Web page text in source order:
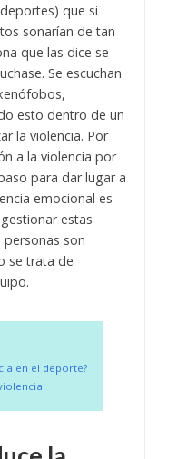
que si
sonarían de tan
que las dice se
Se escuchan
esto dentro de un
la violencia. Por
a la violencia por
para dar lugar a
emocional es
estas
son
se trata de
en el deporte?